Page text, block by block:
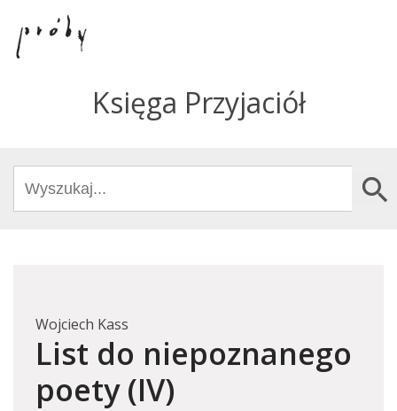
Księga Przyjaciół
Search
for:
Search Button
Wojciech Kass
List do niepoznanego
poety (IV)